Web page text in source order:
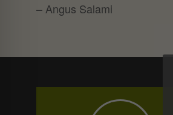
– Angus Salami